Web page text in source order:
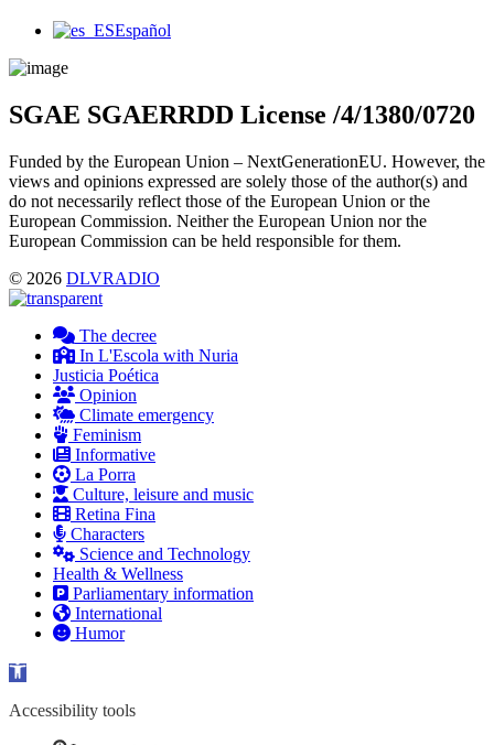
Main
Español
SGAE SGAERRDD License /4/1380/0720
Funded by the European Union – NextGenerationEU. However, the
views and opinions expressed are solely those of the author(s) and
do not necessarily reflect those of the European Union or the
European Commission. Neither the European Union nor the
European Commission can be held responsible for them.
© 2026 DLVRADIO
The decree
In L'Escola with Nuria
Justicia Poética
Opinion
Climate emergency
Feminism
Informative
La Porra
Culture, leisure and music
Retina Fina
Characters
Science and Technology
Health & Wellness
Parliamentary information
International
Humor
Open toolbar
Accessibility tools